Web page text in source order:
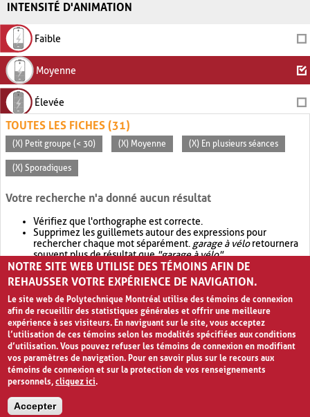
INTENSITÉ D'ANIMATION
Faible
Moyenne
Élevée
TOUTES LES FICHES (31)
(X) Petit groupe (< 30) (X) Moyenne (X) En plusieurs séances
(X) Sporadiques
Votre recherche n'a donné aucun résultat
Vérifiez que l'orthographe est correcte.
Supprimez les guillemets autour des expressions pour
rechercher chaque mot séparément. garage à véloretournera
souvent plus de résultat que"garage à vélo".
Envisagez d'élargir votre recherche avec OR.garage OR vélo
retournera souvent plus de résultat quegarage à vélo
NOTRE SITE WEB UTILISE DES TÉMOINS AFIN DE
REHAUSSER VOTRE EXPÉRIENCE DE NAVIGATION.
Le site web de Polytechnique Montréal utilise des témoins de connexion
afin de recueillir des statistiques générales et offrir une meilleure
expérience à ses visiteurs. En naviguant sur le site, vous acceptez
l’utilisation de ces témoins selon les modalités spécifiées aux conditions
d’utilisation. Vous pouvez refuser les témoins de connexion en modifiant
vos paramètres de navigation. Pour en savoir plus sur le recours aux
témoins de connexion et sur la protection de vos renseignements
personnels,cliquez ici.
Accepter